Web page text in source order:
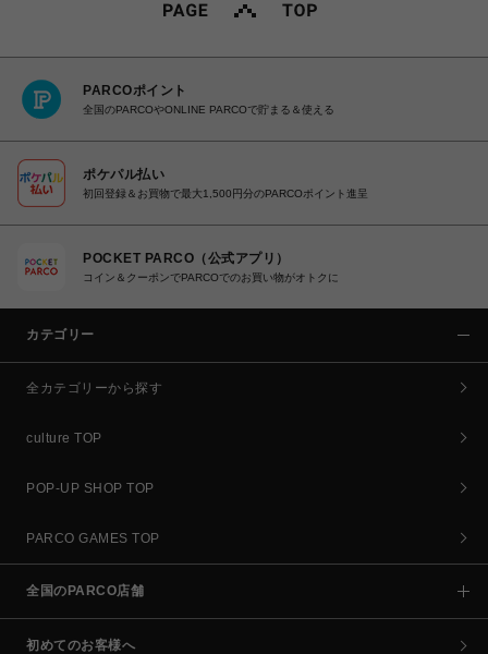
PARCOポイント
全国のPARCOやONLINE PARCOで貯まる＆使える
ポケパル払い
初回登録＆お買物で最大1,500円分のPARCOポイント進呈
POCKET PARCO（公式アプリ）
コイン＆クーポンでPARCOでのお買い物がオトクに
カテゴリー
全カテゴリーから探す
culture TOP
POP-UP SHOP TOP
PARCO GAMES TOP
全国のPARCO店舗
初めてのお客様へ